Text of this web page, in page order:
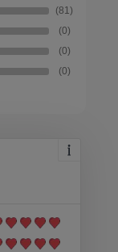
(81)
(0)
(0)
(0)